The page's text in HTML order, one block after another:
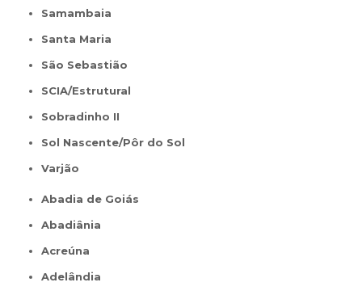
Samambaia
Santa Maria
São Sebastião
SCIA/Estrutural
Sobradinho II
Sol Nascente/Pôr do Sol
Varjão
Abadia de Goiás
Abadiânia
Acreúna
Adelândia